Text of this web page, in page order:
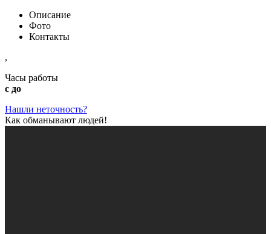
Описание
Фото
Контакты
,
Часы работы
с до
Нашли неточность?
Как обманывают людей!